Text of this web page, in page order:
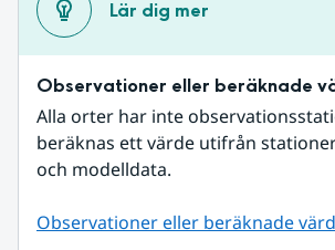
Lär dig mer
Observationer eller beräknade
Alla orter har inte
beräknas ett värde utifrån
och modelldata.
Observationer eller beräknade